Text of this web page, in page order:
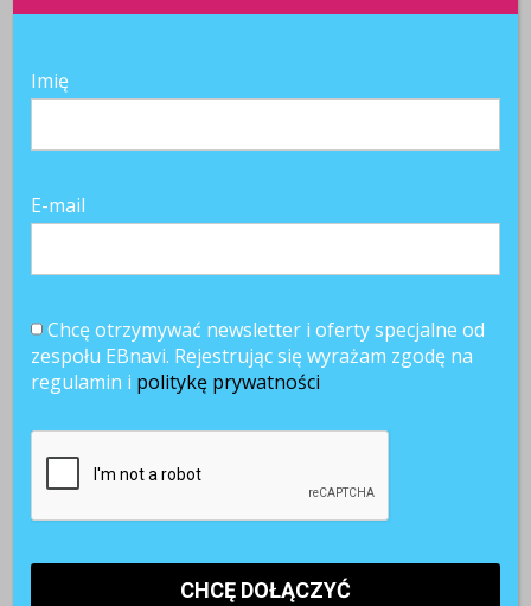
Imię
E-mail
Chcę otrzymywać newsletter i oferty specjalne od
zespołu EBnavi. Rejestrując się wyrażam zgodę na
regulamin i politykę prywatności